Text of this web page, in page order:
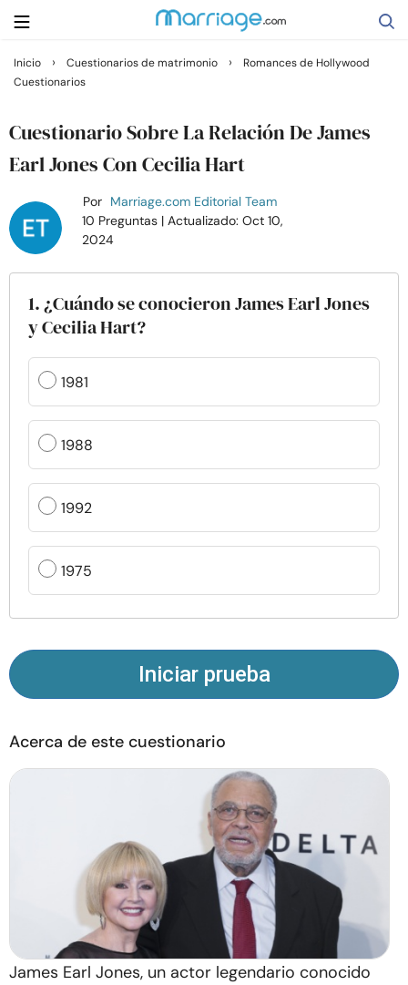
Buscar
Casarse
Relaciones
Familia
Ayuda
Cursos
Recursos
Comunidad
Encuentra un terapeuta
Idioma
Sobre nosotros Contáctanos Escríbenos
Publicidad con
© Copyright 2026. Todos los derechos reservados.
Inicio › Cuestionarios de matrimonio ›
Romances de Hollywood
Cuestionarios
Cuestionario Sobre La Relación De James
Earl Jones Con Cecilia Hart
Por Marriage.com Editorial Team
10 Preguntas | Actualizado: Oct 10,
2024
1. ¿Cuándo se conocieron James Earl Jones
y Cecilia Hart?
1981
1988
1992
1975
Iniciar prueba
Acerca de este cuestionario
James Earl Jones, un actor legendario conocido